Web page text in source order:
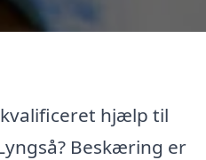
hjælp til
Beskæring er